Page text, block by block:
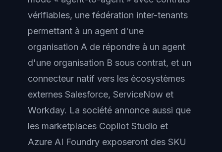
vérifiables, une fédération inter-tenants
permettant à un agent d'une
organisation A de répondre à un agent
d'une organisation B sous contrat, et un
connecteur natif vers les écosystèmes
externes Salesforce, ServiceNow et
Workday. La société annonce aussi que
les marketplaces Copilot Studio et
Azure AI Foundry exposeront des SKU